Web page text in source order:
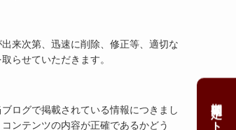
来次第、迅速に削除、修正等、適切な
らせていただきます。
ブログで掲載されている情報につきまし
コンテンツの内容が正確であるかどう
期間限定ストピ